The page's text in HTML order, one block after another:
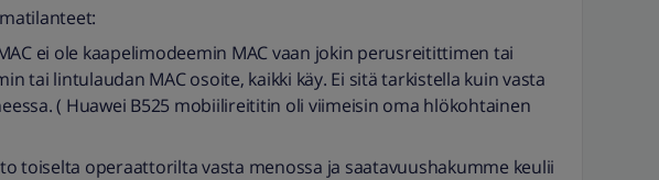
ei ole kaapelimodeemin MAC vaan jokin perusreitittimen tai
tai lintulaudan MAC osoite, kaikki käy. Ei sitä tarkistella kuin vasta
( Huawei B525 mobiilireititin oli viimeisin oma hlökohtainen
toiselta operaattorilta vasta menossa ja saatavuushakumme keulii